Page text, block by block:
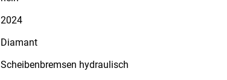
2024
Diamant
Scheibenbremsen hydraulisch